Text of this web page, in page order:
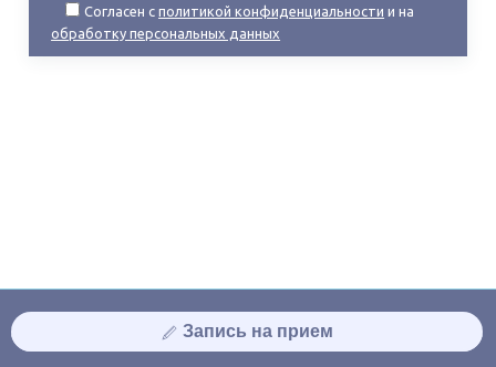
Согласен сполитикой конфиденциальности и на
обработку персональных данных
Запись на прием